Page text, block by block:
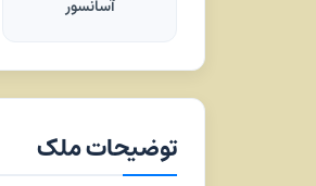
آسانسور
توضیحات ملک